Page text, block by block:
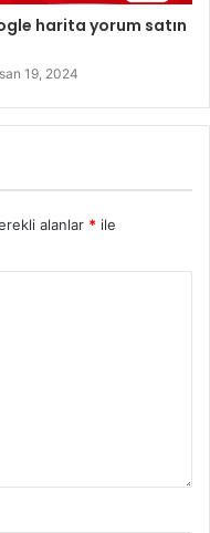
harita yorum satın
19, 2024
alanlar * ile